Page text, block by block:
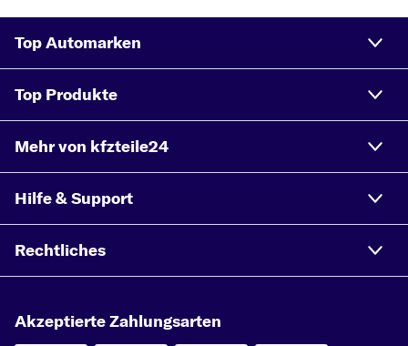
Top Automarken
Top Produkte
Mehr von kfzteile24
Hilfe & Support
Rechtliches
Akzeptierte Zahlungsarten